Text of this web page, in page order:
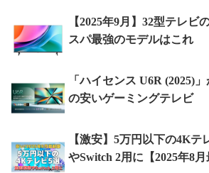
【2025年9月】32型テレビ
スパ最強のモデルはこれ
「ハイセンス U6R (2025)
の安いゲーミングテレビ
【激安】5万円以下の4Kテ
やSwitch 2用に【2025年8月